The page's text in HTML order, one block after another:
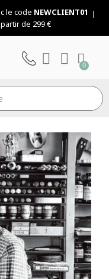
le code NEWCLIENT01
de 299 €